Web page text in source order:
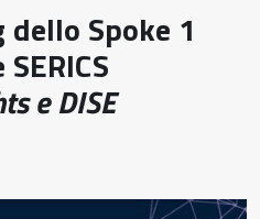
Spoke 1
e DISE